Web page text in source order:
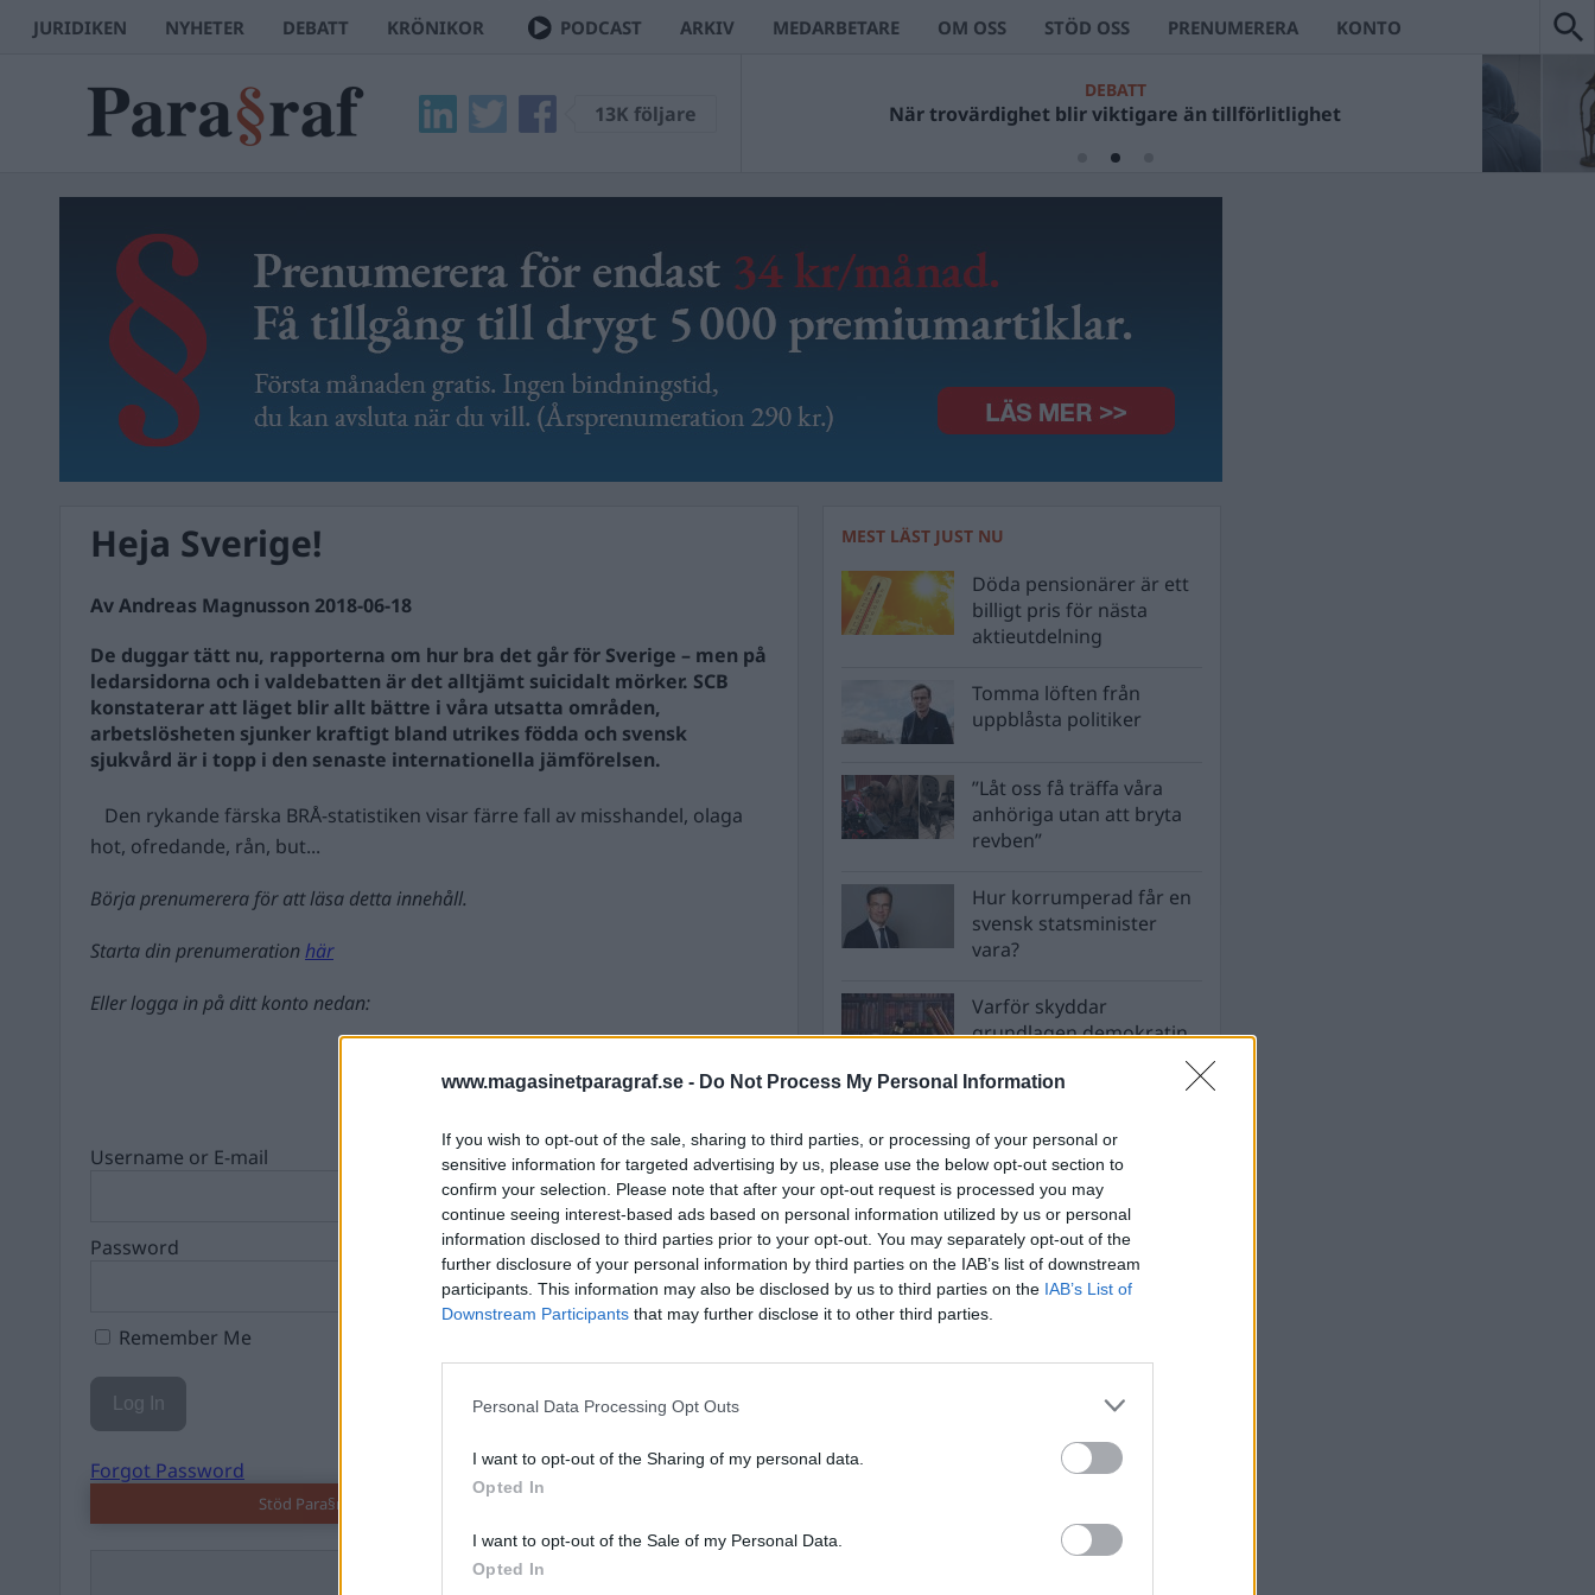
www.magasinetparagraf.se - Do Not Process My Personal Information
If you wish to opt-out of the sale, sharing to third parties, or processing of your personal or
sensitive information for targeted advertising by us, please use the below opt-out section to
confirm your selection. Please note that after your opt-out request is processed you may
continue seeing interest-based ads based on personal information utilized by us or personal
information disclosed to third parties prior to your opt-out. You may separately opt-out of the
further disclosure of your personal information by third parties on the IAB’s list of downstream
participants. This information may also be disclosed by us to third parties on the IAB’s List of
Downstream Participants that may further disclose it to other third parties.
Personal Data Processing Opt Outs
I want to opt-out of the Sharing of my personal data.
Opted In
I want to opt-out of the Sale of my Personal Data.
Opted In
JURIDIKEN NYHETER DEBATT KRÖNIKOR PODCAST ARKIV MEDARBETARE OM OSS STÖD OSS PRENUMERERA KONTO
13K följare
DEBATT
När trovärdighet blir viktigare än tillförlitlighet
Heja Sverige!
Av Andreas Magnusson 2018-06-18
De duggar tätt nu, rapporterna om hur bra det går för Sverige – men på
ledarsidorna och i valdebatten är det alltjämt suicidalt mörker. SCB
konstaterar att läget blir allt bättre i våra utsatta områden,
arbetslösheten sjunker kraftigt bland utrikes födda och svensk
sjukvård är i topp i den senaste internationella jämförelsen.
Den rykande färska BRÅ-statistiken visar färre fall av misshandel, olaga
hot, ofredande, rån, but...
Börja prenumerera för att läsa detta innehåll.
Starta din prenumerationhär
Eller logga in på ditt konto nedan:
Username or E-mail
Password
Remember Me
Forgot Password
Stöd Para§rafs bevakning av högerextremismen
MEST LÄST JUST NU
Döda pensionärer är ett
billigt pris för nästa
aktieutdelning
Tomma löften från
uppblåsta politiker
”Låt oss få träffa våra
anhöriga utan att bryta
revben”
Hur korrumperad får en
svensk statsminister
vara?
Varför skyddar
grundlagen demokratin
STÖD OSS
Stöd Para§rafs bevakning av rättssäkerheten
PRENUMERERA PÅ PARA§RAFS NYHETSBREV
Andreas
Brottslighet Börje
Börje R P Carlsson